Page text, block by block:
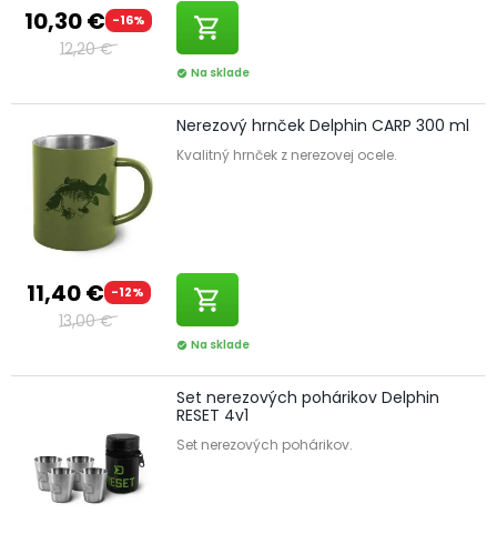
10,30 € -16%
12,20 €
shopping_cart
check_circle Na sklade
11,40 € -12%
13,00 €
Nerezový hrnček Delphin CARP 300 ml
Kvalitný hrnček z nerezovej ocele.
shopping_cart
check_circle Na sklade
Set nerezových pohárikov Delphin
RESET 4v1
Set nerezových pohárikov.